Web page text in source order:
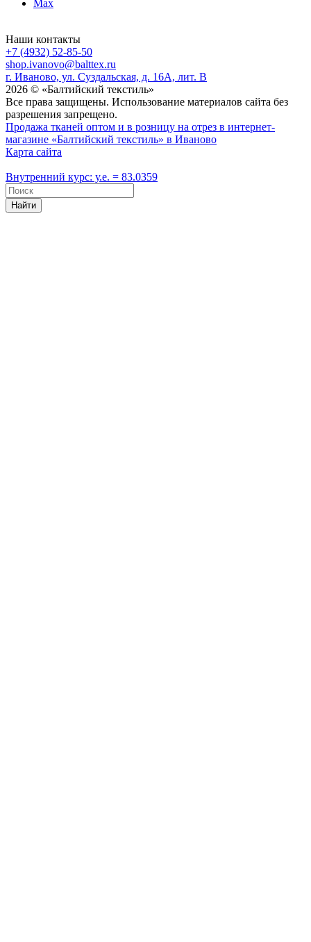
Max
Наши контакты
+7 (4932) 52-85-50
shop.ivanovo@balttex.ru
г. Иваново, ул. Суздальская, д. 16А, лит. В
2026 © «Балтийский текстиль»
Все права защищены. Использование материалов сайта без
разрешения запрещено.
Продажа тканей оптом и в розницу на отрез в интернет-
магазине «Балтийский текстиль» в Иваново
Карта сайта
Внутренний курс: у.е. = 83.0359
Найти